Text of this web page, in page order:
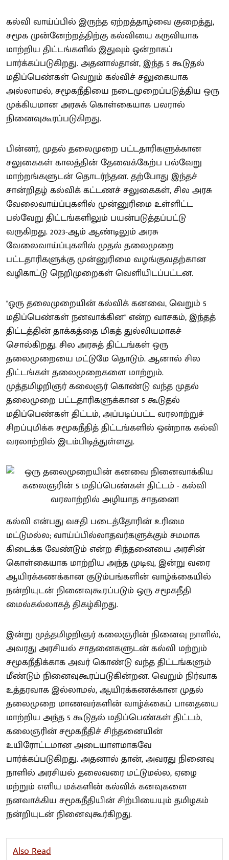
கல்வி வாய்ப்பில் இருந்த ஏற்றத்தாழ்வை குறைத்து,
சமூக முன்னேற்றத்திற்கு கல்வியை கருவியாக
மாற்றிய திட்டங்களில் இதுவும் ஒன்றாகப்
பார்க்கப்படுகிறது. அதனால்தான், இந்த 5 கூடுதல்
மதிப்பெண்கள் வெறும் கல்விச் சலுகையாக
அல்லாமல், சமூகநீதியை நடைமுறைப்படுத்திய ஒரு
முக்கியமான அரசுக் கொள்கையாக பலரால்
நினைவுகூரப்படுகிறது.
பின்னர், முதல் தலைமுறை பட்டதாரிகளுக்கான
சலுகைகள் காலத்தின் தேவைக்கேற்ப பல்வேறு
மாற்றங்களுடன் தொடர்ந்தன. தற்போது இந்தச்
சான்றிதழ் கல்விக் கட்டணச் சலுகைகள், சில அரசு
வேலைவாய்ப்புகளில் முன்னுரிமை உள்ளிட்ட
பல்வேறு திட்டங்களிலும் பயன்படுத்தப்பட்டு
வருகிறது. 2023-ஆம் ஆண்டிலும் அரசு
வேலைவாய்ப்புகளில் முதல் தலைமுறை
பட்டதாரிகளுக்கு முன்னுரிமை வழங்குவதற்கான
வழிகாட்டு நெறிமுறைகள் வெளியிடப்பட்டன.
"ஒரு தலைமுறையின் கல்விக் கனவை, வெறும் 5
மதிப்பெண்கள் நனவாக்கின" என்ற வாசகம், இந்தத்
திட்டத்தின் தாக்கத்தை மிகத் துல்லியமாகச்
சொல்கிறது. சில அரசுத் திட்டங்கள் ஒரு
தலைமுறையை மட்டுமே தொடும். ஆனால் சில
திட்டங்கள் தலைமுறைகளை மாற்றும்.
முத்தமிழறிஞர் கலைஞர் கொண்டு வந்த முதல்
தலைமுறை பட்டதாரிகளுக்கான 5 கூடுதல்
மதிப்பெண்கள் திட்டம், அப்படிப்பட்ட வரலாற்றுச்
சிறப்புமிக்க சமூகநீதித் திட்டங்களில் ஒன்றாக கல்வி
வரலாற்றில் இடம்பிடித்துள்ளது.
கல்வி என்பது வசதி படைத்தோரின் உரிமை
மட்டுமல்ல; வாய்ப்பில்லாதவர்களுக்கும் சமமாக
கிடைக்க வேண்டும் என்ற சிந்தனையை அரசின்
கொள்கையாக மாற்றிய அந்த முடிவு, இன்று வரை
ஆயிரக்கணக்கான குடும்பங்களின் வாழ்க்கையில்
நன்றியுடன் நினைவுகூரப்படும் ஒரு சமூகநீதி
மைல்கல்லாகத் திகழ்கிறது.
இன்று முத்தமிழறிஞர் கலைஞரின் நினைவு நாளில்,
அவரது அரசியல் சாதனைகளுடன் கல்வி மற்றும்
சமூகநீதிக்காக அவர் கொண்டு வந்த திட்டங்களும்
மீண்டும் நினைவுகூரப்படுகின்றன. வெறும் நிர்வாக
உத்தரவாக இல்லாமல், ஆயிரக்கணக்கான முதல்
தலைமுறை மாணவர்களின் வாழ்க்கைப் பாதையை
மாற்றிய அந்த 5 கூடுதல் மதிப்பெண்கள் திட்டம்,
கலைஞரின் சமூகநீதிச் சிந்தனையின்
உயிரோட்டமான அடையாளமாகவே
பார்க்கப்படுகிறது. அதனால் தான், அவரது நினைவு
நாளில் அரசியல் தலைவரை மட்டுமல்ல, ஏழை
மற்றும் எளிய மக்களின் கல்விக் கனவுகளை
நனவாக்கிய சமூகநீதியின் சிற்பியையும் தமிழகம்
நன்றியுடன் நினைவுகூர்கிறது.
Also Read